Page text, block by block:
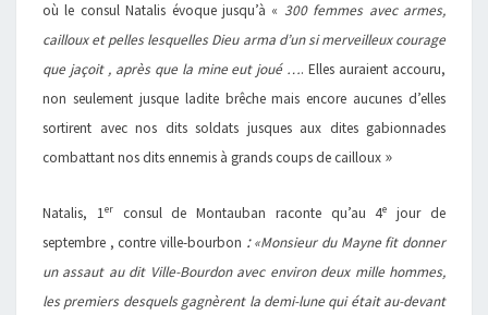
où le consul Natalis évoque jusqu’à « 300 femmes avec armes,
cailloux et pelles lesquelles Dieu arma d’un si merveilleux courage
que jaçoit , après que la mine eut joué …. Elles auraient accouru,
non seulement jusque ladite brêche mais encore aucunes d’elles
sortirent avec nos dits soldats jusques aux dites gabionnades
combattant nos dits ennemis à grands coups de cailloux »
Natalis, 1erconsul de Montauban raconte qu’au 4e
jour de
septembre , contre ville-bourbon :«Monsieur du Mayne fit donner
un assaut au dit Ville-Bourdon avec environ deux mille hommes,
les premiers desquels gagnèrent la demi-lune qui était au-devant